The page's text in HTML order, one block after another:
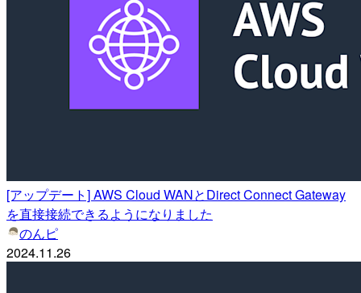
[アップデート] AWS Cloud WANとDirect Connect Gateway
を直接接続できるようになりました
のんピ
2024.11.26